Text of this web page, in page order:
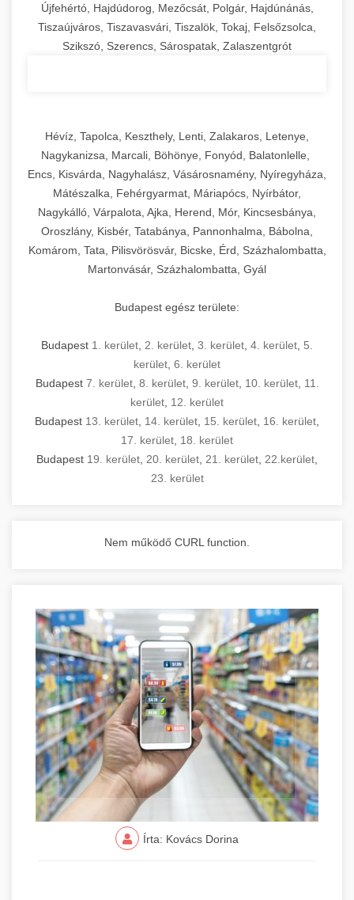
Újfehértó, Hajdúdorog, Mezőcsát, Polgár, Hajdúnánás,
Tiszaújváros, Tiszavasvári, Tiszalök, Tokaj, Felsőzsolca,
Szikszó, Szerencs, Sárospatak, Zalaszentgrót
Hévíz, Tapolca, Keszthely, Lenti, Zalakaros, Letenye,
Nagykanizsa, Marcali, Böhönye, Fonyód, Balatonlelle,
Encs, Kisvárda, Nagyhalász, Vásárosnamény, Nyíregyháza,
Mátészalka, Fehérgyarmat, Máriapócs, Nyírbátor,
Nagykálló, Várpalota, Ajka, Herend, Mór, Kincsesbánya,
Oroszlány, Kisbér, Tatabánya, Pannonhalma, Bábolna,
Komárom, Tata, Pilisvörösvár, Bicske, Érd, Százhalombatta,
Martonvásár, Százhalombatta, Gyál
Budapest egész területe:
Budapest 1. kerület 2. kerület 3. kerület 4. kerület 5.
kerület 6. kerület
Budapest 7. kerület, 8. kerület, 9. kerület, 10. kerület, 11.
kerület 12. kerület
Budapest 13. kerület 14. kerület 15. kerület 16. kerület
17. kerület 18. kerület
Budapest 19. kerület 20. kerület 21. kerület 22.kerület
23. kerület
Nem működő CURL function.
Írta: Kovács Dorina